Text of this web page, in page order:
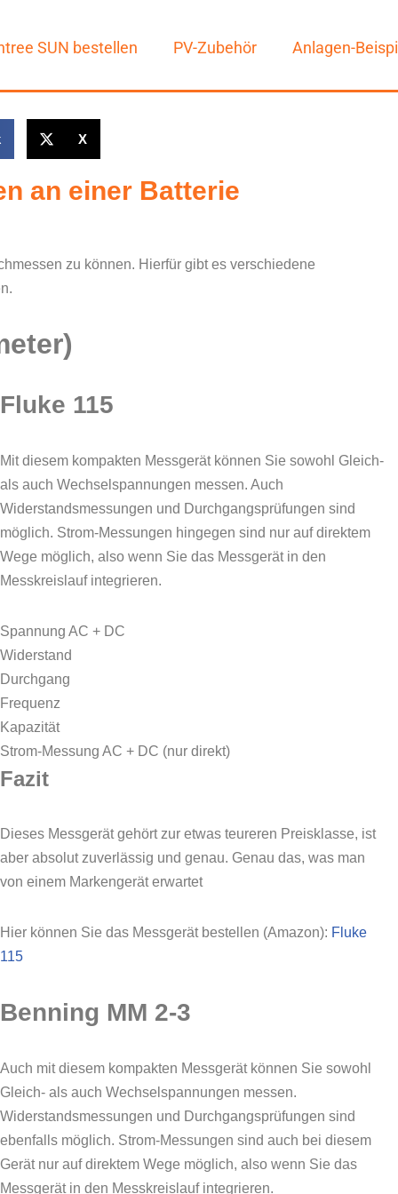
SUN bestellen PV-Zubehör Anlagen-
X
an einer Batterie
zu können. Hierfür gibt es verschiedene
Fluke 115
Mit diesem kompakten Messgerät können Sie sowohl Gleich-
als auch Wechselspannungen messen. Auch
Widerstandsmessungen und Durchgangsprüfungen sind
möglich. Strom-Messungen hingegen sind nur auf direktem
Wege möglich, also wenn Sie das Messgerät in den
Messkreislauf integrieren.
Spannung AC + DC
Widerstand
Durchgang
Frequenz
Kapazität
Strom-Messung AC + DC (nur direkt)
Fazit
Dieses Messgerät gehört zur etwas teureren Preisklasse, ist
aber absolut zuverlässig und genau. Genau das, was man
von einem Markengerät erwartet
Hier können Sie das Messgerät bestellen (Amazon): Fluke
115
Benning MM 2-3
Auch mit diesem kompakten Messgerät können Sie sowohl
Gleich- als auch Wechselspannungen messen.
Widerstandsmessungen und Durchgangsprüfungen sind
ebenfalls möglich. Strom-Messungen sind auch bei diesem
Gerät nur auf direktem Wege möglich, also wenn Sie das
Messgerät in den Messkreislauf integrieren.